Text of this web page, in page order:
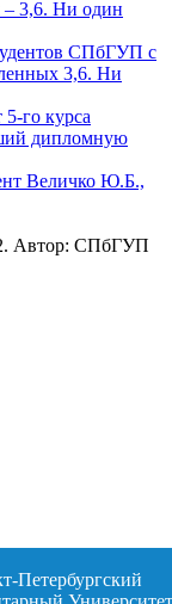
СПбГУП с
3,6. Ни
Величко Ю.Б.,
. Автор: СПбГУП